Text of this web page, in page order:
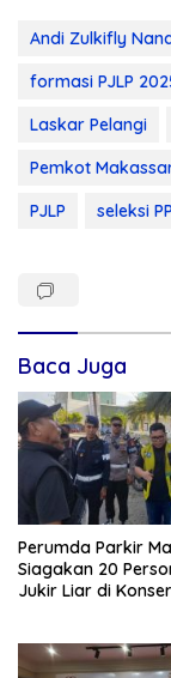
Andi Zulkifly
formasi PJLP
Laskar Pelangi
Pemkot
PJLP
seleksi
Baca Juga
Perumda Parkir
Siagakan 20
Jukir Liar di